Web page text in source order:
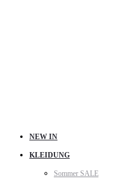
NEW IN
KLEIDUNG
Sommer SALE